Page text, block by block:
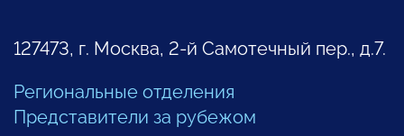
127473, г. Москва, 2-й Самотечный пер., д.7.
Региональные отделения
Представители за рубежом